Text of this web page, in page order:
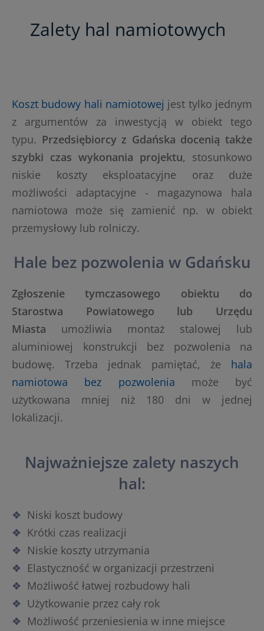
Zalety hal namiotowych
Koszt budowy hali namiotowej jest tylko jednym
z argumentów za inwestycją w obiekt tego
typu. Przedsiębiorcy z Gdańska docenią także
szybki czas wykonania projektu, stosunkowo
niskie koszty eksploatacyjne oraz duże
możliwości adaptacyjne - magazynowa hala
namiotowa może się zamienić np. w obiekt
przemysłowy lub rolniczy.
Hale bez pozwolenia w Gdańsku
Zgłoszenie tymczasowego obiektu do
Starostwa Powiatowego lub Urzędu
Miasta umożliwia montaż stalowej lub
aluminiowej konstrukcji bez pozwolenia na
budowę. Trzeba jednak pamiętać, że hala
namiotowa bez pozwolenia może być
użytkowana mniej niż 180 dni w jednej
lokalizacji.
Najważniejsze zalety naszych
hal:
Niski koszt budowy
Krótki czas realizacji
Niskie koszty utrzymania
Elastyczność w organizacji przestrzeni
Możliwość łatwej rozbudowy hali
Użytkowanie przez cały rok
Możliwość przeniesienia w inne miejsce